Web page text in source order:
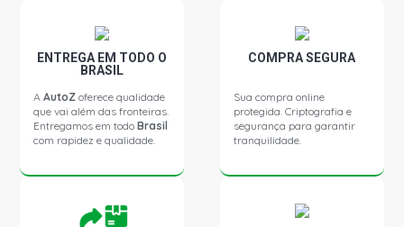
GRAND VITARA STD SUV 2.0 16V TURBO DIESEL (1999 -
GRAND VITARA STD SUV 2.5 24V GASOLINA (1998 -
2003)
ENTREGA EM TODO O
BRASIL
AAutoZ oferece qualidade
que vai além das fronteiras.
Entregamos em todoBrasil
com rapidez e qualidade.
COMPRA SEGURA
Sua compra online
protegida. Criptografia e
segurança para garantir
tranquilidade.